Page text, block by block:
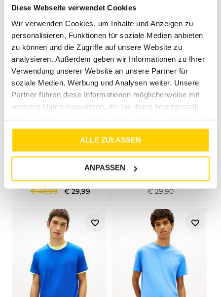
Diese Webseite verwendet Cookies
Wir verwenden Cookies, um Inhalte und Anzeigen zu
personalisieren, Funktionen für soziale Medien anbieten
zu können und die Zugriffe auf unsere Website zu
analysieren. Außerdem geben wir Informationen zu Ihrer
Verwendung unserer Website an unsere Partner für
soziale Medien, Werbung und Analysen weiter. Unsere
Partner führen diese Informationen möglicherweise mit
weiteren Daten zusammen, die Sie ihnen bereitgestellt
gesammelt haben.
ALLE ZULASSEN
ANPASSEN
COASTAL TAUPE
40%
TJM RLX OUTDOOR SS TEE EXT DARK NIGHT NAVY
€49,90 €29,99
TJM XSLIM JERSEY TEE EXT ICE GREY HEATHER
€29,90